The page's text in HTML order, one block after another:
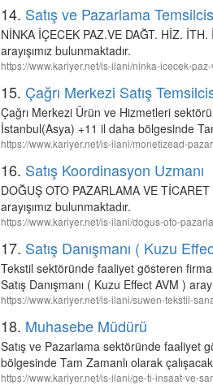
14. Satış ve Pazarlama
NİNKA İÇECEK PAZ.VE DAĞT. HİZ.
arayışımız bulunmaktadır.
https://www.kariyer.net/is-ilani/ninka-icecek-
15. Çağrı Merkezi Satış
Çağrı Merkezi Ürün ve Hizmetleri
İstanbul(Asya) +11 il daha bölgesinde
https://www.kariyer.net/is-ilani/monetizead-
16. Satış Koordinasyon Uzmanı
DOĞUŞ OTO PAZARLAMA VE
arayışımız bulunmaktadır.
https://www.kariyer.net/is-ilani/dogus-oto-
17. Satış Danışmanı ( Kuzu
Tekstil sektöründe faaliyet gösteren
Satış Danışmanı ( Kuzu Effect AVM )
https://www.kariyer.net/is-ilani/suwen-tekstil-
18. Muhasebe Müdürü
Satış ve Pazarlama sektöründe faaliyet
bölgesinde Tam Zamanlı olarak
https://www.kariyer.net/is-ilani/ge-ti-insaat-ve-